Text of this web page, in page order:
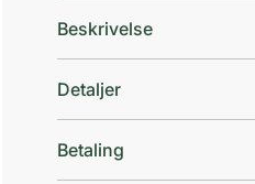
Beskrivelse
Detaljer
Betaling